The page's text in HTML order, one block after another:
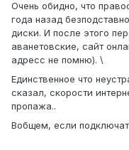
Очень обидно, что
года назад
диски. И после этого
аванетовские, сайт
адресс не помню). \
Единственное что
сказал, скорости
пропажа..
Вобщем, если